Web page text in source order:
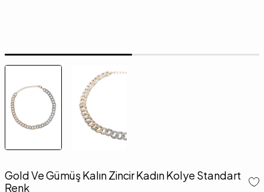
Gold Ve Gümüş Kalın Zincir Kadın Kolye Standart
Renk